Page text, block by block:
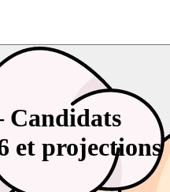
et projections